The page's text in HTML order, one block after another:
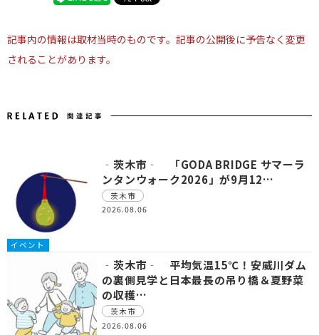
記事内の情報は取材当時のものです。記事の公開後に予告なく変更
されることがあります。
イベント
‐茨木市‐ 「GODA BRIDGE サマーラ
ンタンウォーク2026」が9月12…
茨木市
2026.08.06
‐茨木市‐ 平均気温15℃！安威川ダム
の裏側見学と日本最長の吊り橋＆夏野菜
の収穫…
茨木市
2026.08.06